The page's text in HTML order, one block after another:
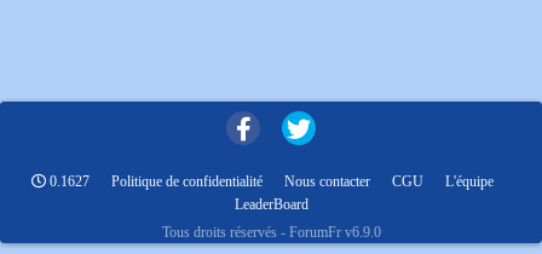
0.1627 Politique de confidentialité Nous contacter CGU
L'équipe
LeaderBoard
Tous droits réservés - ForumFr v6.9.0